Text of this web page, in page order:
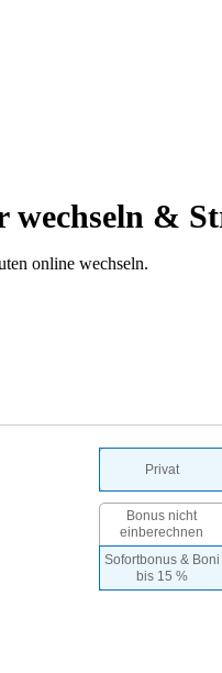
&
online wechseln.